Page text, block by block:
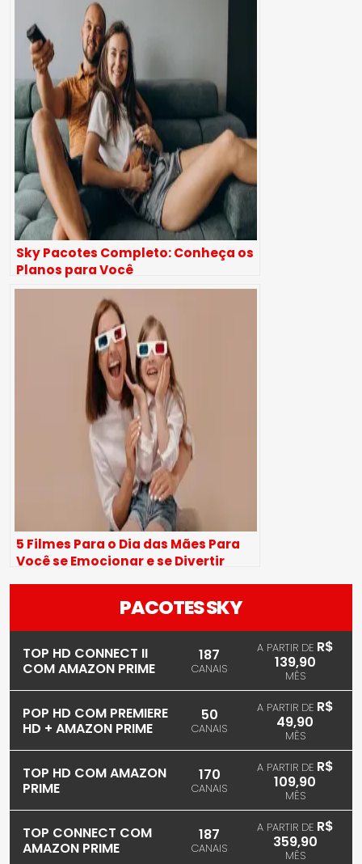
Sky Pacotes Completo: Conheça os
Planos para Você
5 Filmes Para o Dia das Mães Para
Você se Emocionar e se Divertir
PACOTES SKY
TOP HD CONNECT II
COM AMAZON PRIME
187
CANAIS
A PARTIR DE R$
139,90
MÊS
POP HD COM PREMIERE
HD + AMAZON PRIME
50
CANAIS
A PARTIR DE R$
49,90
MÊS
TOP HD COM AMAZON
PRIME
170
CANAIS
A PARTIR DE R$
109,90
MÊS
TOP CONNECT COM
AMAZON PRIME
187
CANAIS
A PARTIR DE R$
359,90
MÊS